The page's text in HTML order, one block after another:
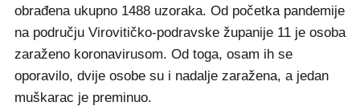
obrađena ukupno 1488 uzoraka. Od početka pandemije
na području Virovitičko-podravske županije 11 je osoba
zaraženo koronavirusom. Od toga, osam ih se
oporavilo, dvije osobe su i nadalje zaražena, a jedan
muškarac je preminuo.